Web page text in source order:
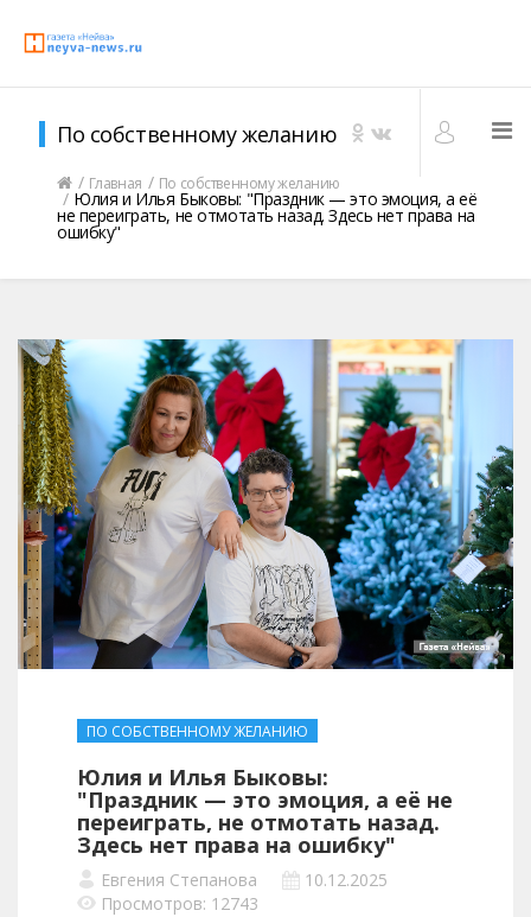
По собственному желанию
Главная По собственному желанию
Юлия и Илья Быковы: "Праздник — это эмоция, а её
не переиграть, не отмотать назад. Здесь нет права на
ошибку"
ПО СОБСТВЕННОМУ ЖЕЛАНИЮ
Юлия и Илья Быковы:
"Праздник — это эмоция, а её не
переиграть, не отмотать назад.
Здесь нет права на ошибку"
Евгения Степанова
10.12.2025
Просмотров: 12743